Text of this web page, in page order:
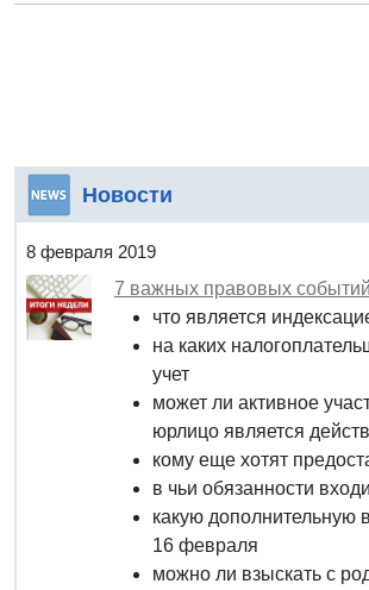
Новости
8 февраля 2019
7 важных правовых
что является
на каких
учет
может ли активное
юрлицо является
кому еще хотят
в чьи обязанности
какую дополнительную
16 февраля
можно ли взыскать с